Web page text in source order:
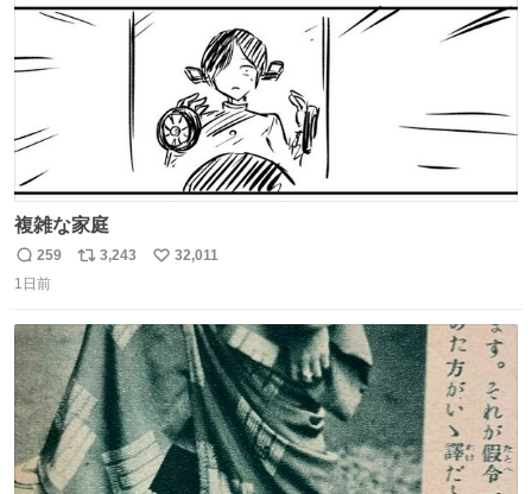
複雑な家庭
返
信
259
リ
ト
数
3,243
い
数
32,011
1日前